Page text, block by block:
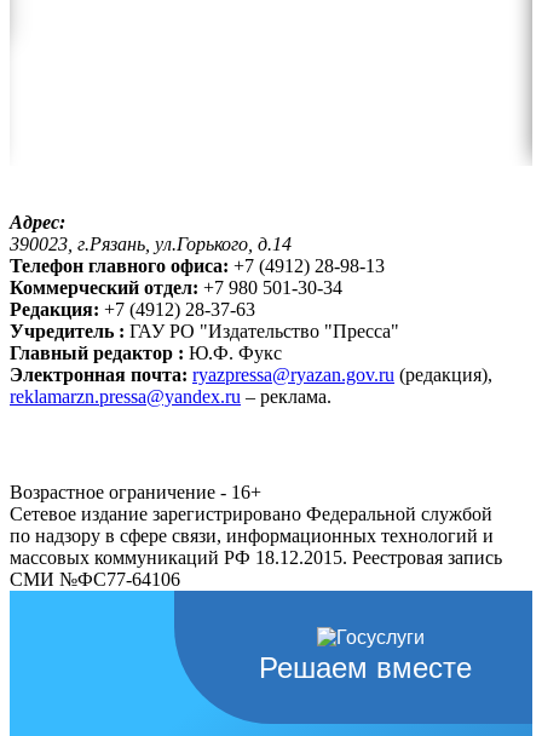
Адрес:
390023, г.Рязань, ул.Горького, д.14
Телефон главного офиса: +7 (4912) 28-98-13
Коммерческий отдел: +7 980 501-30-34
Редакция: +7 (4912) 28-37-63
Учредитель : ГАУ РО "Издательство "Пресса"
Главный редактор : Ю.Ф. Фукс
Электронная почта: ryazpressa@ryazan.gov.ru (редакция),
reklamarzn.pressa@yandex.ru – реклама.
Возрастное ограничение - 16+
Сетевое издание зарегистрировано Федеральной службой
по надзору в сфере связи, информационных технологий и
массовых коммуникаций РФ 18.12.2015. Реестровая запись
СМИ №ФС77-64106
Решаем вместе